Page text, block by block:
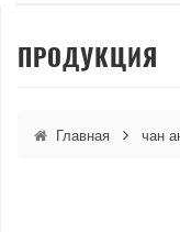
ПРОДУКЦИЯ
Главная чан